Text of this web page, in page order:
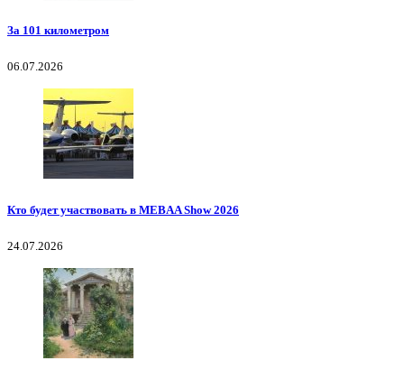
За 101 километром
06.07.2026
Кто будет участвовать в MEBAA Show 2026
24.07.2026